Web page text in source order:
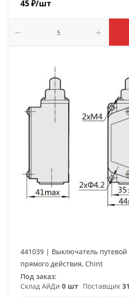
45₽/шт
441039 | Выключатель путевой
прямого действия, Chint
Под заказ:
Склад АйДи 0 шт Поставщик